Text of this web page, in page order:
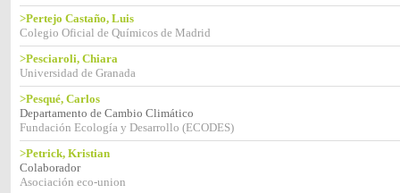
>Pertejo Castaño, Luis
Colegio Oficial de Químicos de Madrid
>Pesciaroli, Chiara
Universidad de Granada
>Pesqué, Carlos
Departamento de Cambio Climático
Fundación Ecología y Desarrollo (ECODES)
>Petrick, Kristian
Colaborador
Asociación eco-union